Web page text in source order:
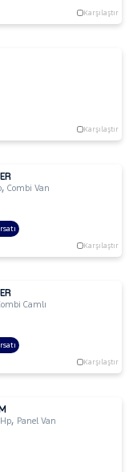
Karşılaştır
Karşılaştır
,Combi Van
Karşılaştır
Camlı
Karşılaştır
, Panel Van